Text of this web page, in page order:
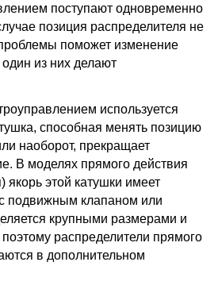
поступают одновременно
позиция распределителя не
поможет изменение
из них делают
используется
способная менять позицию
наоборот, прекращает
В моделях прямого действия
якорь этой катушки имеет
подвижным клапаном или
крупными размерами и
распределители прямого
в дополнительном